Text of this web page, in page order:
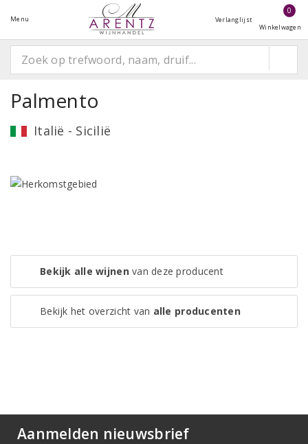
Menu Verlanglijst
0
Winkelwagen
Palmento
Italië - Sicilië
Bekijk alle wijnenvan deze producent
Bekijk het overzicht van alle producenten
Aanmelden nieuwsbrief